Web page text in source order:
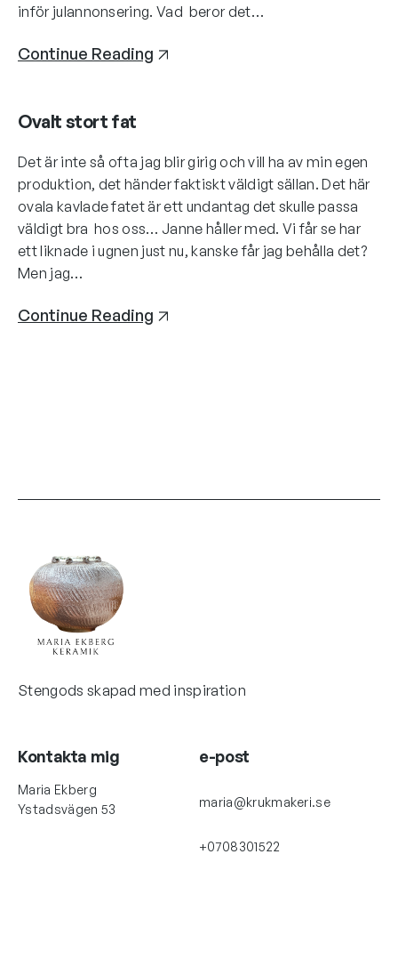
inför julannonsering. Vad beror det…
Continue Reading
Ovalt stort fat
Det är inte så ofta jag blir girig och vill ha av min egen
produktion, det händer faktiskt väldigt sällan. Det här
ovala kavlade fatet är ett undantag det skulle passa
väldigt bra hos oss… Janne håller med. Vi får se har
ett liknade i ugnen just nu, kanske får jag behålla det?
Men jag…
Continue Reading
Stengods skapad med inspiration
Kontakta mig
Maria Ekberg
Ystadsvägen 53
e-post
maria@krukmakeri.se
+0708301522